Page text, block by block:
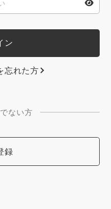
忘れた方
ない方
録